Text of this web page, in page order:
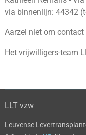
via binnenlijn: 44342
Aarzel niet om contact
Het vrijwilligers-team
LLT vzw
Leuvense